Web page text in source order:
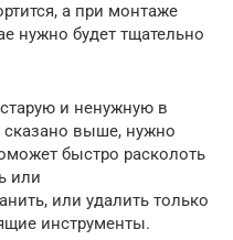
а при монтаже
нужно будет тщательно
и ненужную в
выше, нужно
быстро расколоть
или
или удалить только
инструменты.